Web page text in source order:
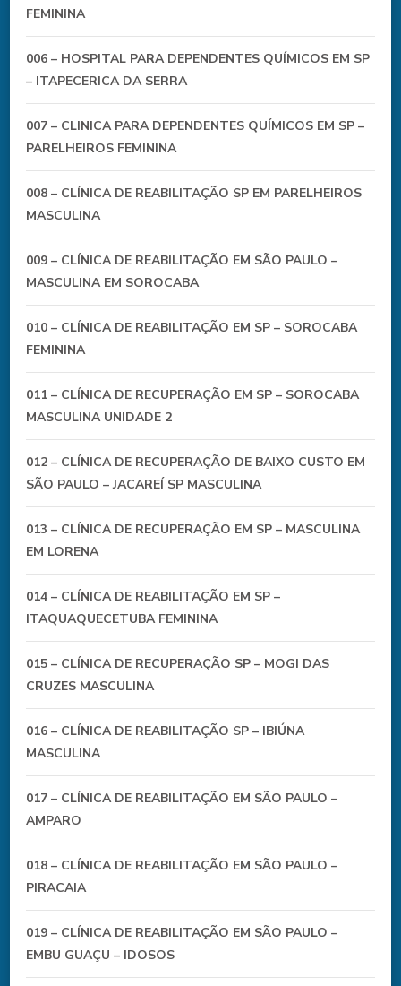
FEMININA
006 – HOSPITAL PARA DEPENDENTES QUÍMICOS EM SP
– ITAPECERICA DA SERRA
007 – CLINICA PARA DEPENDENTES QUÍMICOS EM SP –
PARELHEIROS FEMININA
008 – CLÍNICA DE REABILITAÇÃO SP EM PARELHEIROS
MASCULINA
009 – CLÍNICA DE REABILITAÇÃO EM SÃO PAULO –
MASCULINA EM SOROCABA
010 – CLÍNICA DE REABILITAÇÃO EM SP – SOROCABA
FEMININA
011 – CLÍNICA DE RECUPERAÇÃO EM SP – SOROCABA
MASCULINA UNIDADE 2
012 – CLÍNICA DE RECUPERAÇÃO DE BAIXO CUSTO EM
SÃO PAULO – JACAREÍ SP MASCULINA
013 – CLÍNICA DE RECUPERAÇÃO EM SP – MASCULINA
EM LORENA
014 – CLÍNICA DE REABILITAÇÃO EM SP –
ITAQUAQUECETUBA FEMININA
015 – CLÍNICA DE RECUPERAÇÃO SP – MOGI DAS
CRUZES MASCULINA
016 – CLÍNICA DE REABILITAÇÃO SP – IBIÚNA
MASCULINA
017 – CLÍNICA DE REABILITAÇÃO EM SÃO PAULO –
AMPARO
018 – CLÍNICA DE REABILITAÇÃO EM SÃO PAULO –
PIRACAIA
019 – CLÍNICA DE REABILITAÇÃO EM SÃO PAULO –
EMBU GUAÇU – IDOSOS